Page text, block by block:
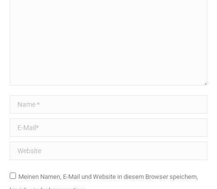
Name *
E-Mail *
Website
Meinen Namen, E-Mail und Website in diesem Browser speichern,